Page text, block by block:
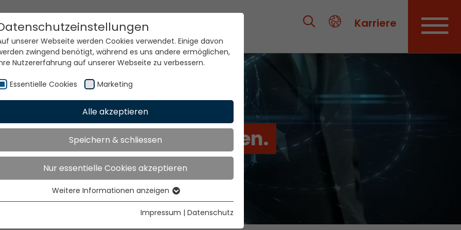
Karriere
Unsere Technologien.
unserer Webseite werden Cookies verwendet. Einige davon
zwingend benötigt, während es uns andere ermöglichen,
Nutzererfahrung auf unserer Webseite zu verbessern.
Essentielle Cookies Marketing
Alle akzeptieren
Speichern & schliessen
Nur essentielle Cookies akzeptieren
Essentielle Cookies
Essentielle Cookies werden für grundlegende Funktionen der
Webseite benötigt. Dadurch ist gewährleistet, dass die
Weitere Informationen anzeigen
Impressum | Datenschutz